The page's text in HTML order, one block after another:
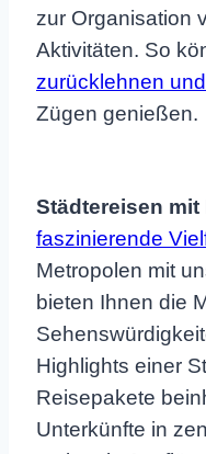
zur Organisation
Aktivitäten. So
zurücklehnen
Zügen genießen.
Städtereisen mit
faszinierende
Metropolen mit
bieten Ihnen die
Highlights einer
Reisepakete
Unterkünfte in